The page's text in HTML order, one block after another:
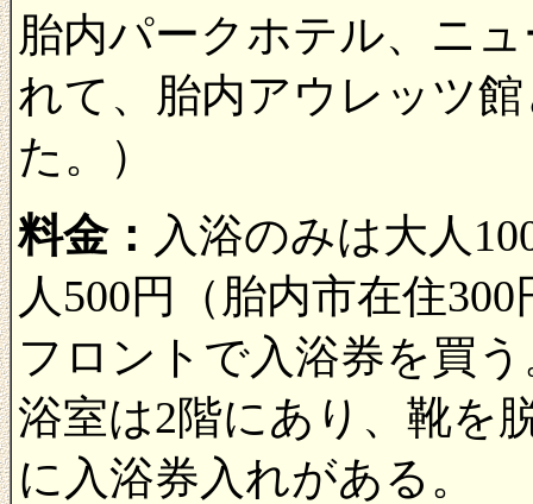
胎内パークホテル、ニ
れて、胎内アウレッツ
た。）
料金： 入浴のみは大人
人500円（胎内市在住
フロントで入浴券を買
浴室は2階にあり、靴を
に入浴券入れがある。